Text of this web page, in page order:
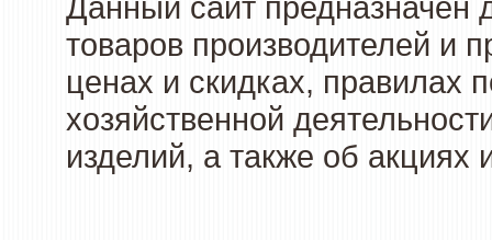
товаров производителей и
ценах и скидках, правилах
хозяйственной
изделий, а также об